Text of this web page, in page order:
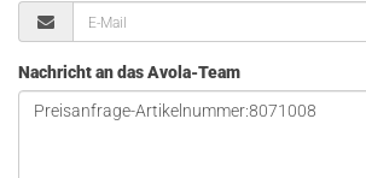
Nachricht an das Avola-Team